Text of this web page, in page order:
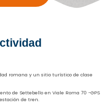
romana y un sitio turístico de clase
de Settebello en Viale Roma 70 -GPS
de tren.